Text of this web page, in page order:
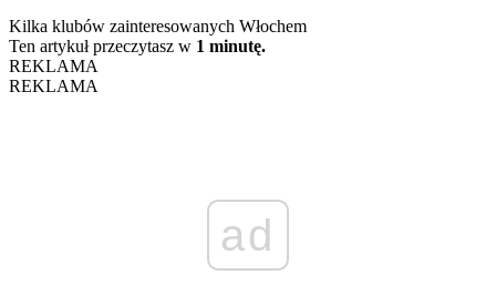
Kilka klubów zainteresowanych Włochem
Ten artykuł przeczytasz w 1 minutę.
REKLAMA
REKLAMA
ad